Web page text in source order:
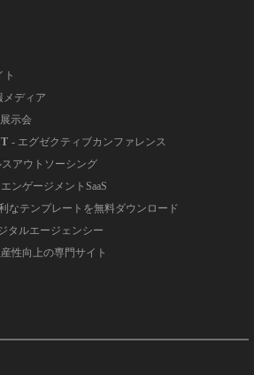
ト
メディア
示会
- エグゼクティブカンファレンス
アウトソーシング
ンゲージメントSaaS
なテンプレートを無料ダウンロード
タルエージェンシー
性向上の専門サイト